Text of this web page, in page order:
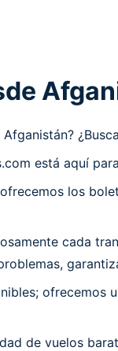
está aquí
los
cada
ofrecemos
de vuelos